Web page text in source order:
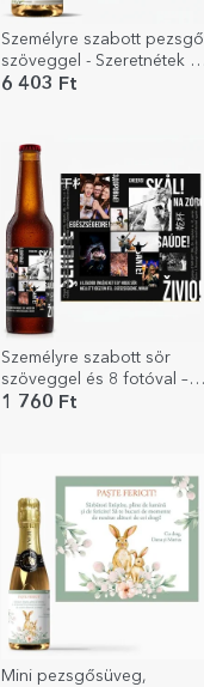
Személyre szabott pezsgő
szöveggel - Szeretnétek a
keresztapáink lenni?
6 403 Ft
Személyre szabott sör
szöveggel és 8 fotóval –
Egészségünkre!
1 760 Ft
Mini pezsgősüveg,